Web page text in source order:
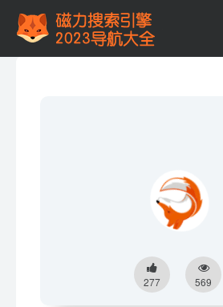
277 569